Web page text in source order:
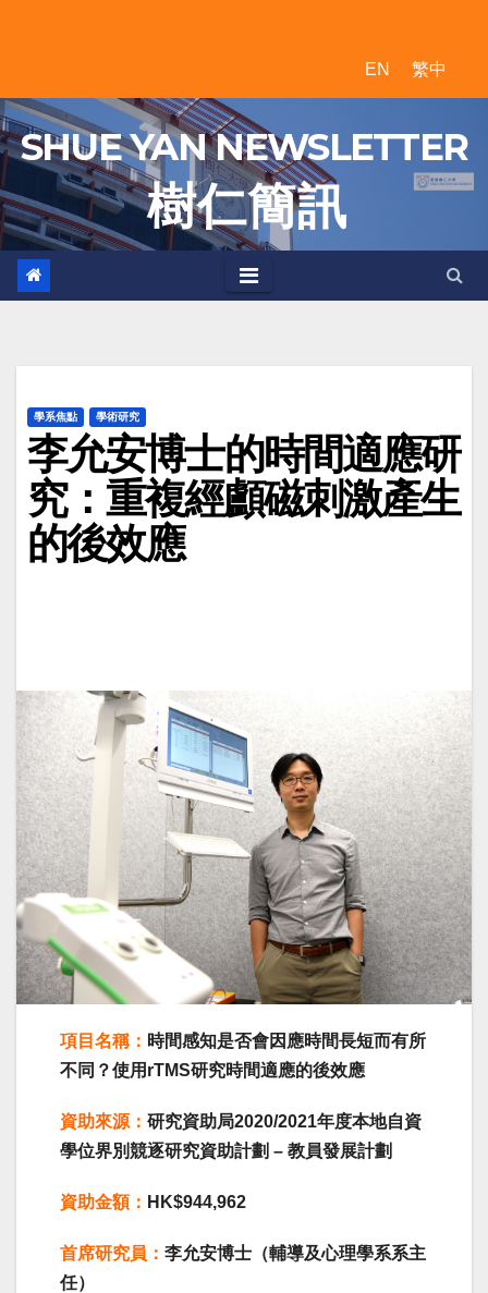
EN 繁中
SHUE YAN NEWSLETTER
樹 仁 簡 訊
學系焦點 學術研究
李允安博士的時間適應研
究：重複經顱磁刺激產生
的後效應
項目名稱： 時間感知是否會因應時間長短而有所
不同？使用rTMS研究時間適應的後效應
資助來源： 研究資助局2020/2021年度本地自資
學位界別競逐研究資助計劃 – 教員發展計劃
資助金額： HK$944,962
首席研究員： 李允安博士（輔導及心理學系系主
任）